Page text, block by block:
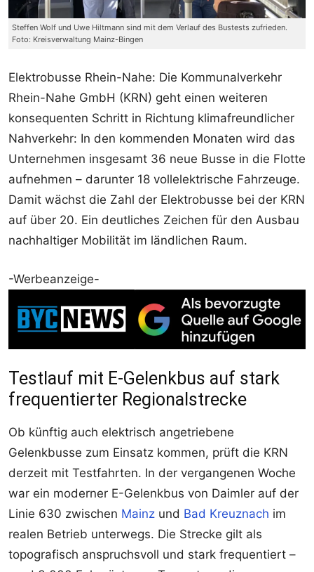
Steffen Wolf und Uwe Hiltmann sind mit dem Verlauf des Bustests zufrieden.
Foto: Kreisverwaltung Mainz-Bingen
Elektrobusse Rhein-Nahe: Die Kommunalverkehr
Rhein-Nahe GmbH (KRN) geht einen weiteren
konsequenten Schritt in Richtung klimafreundlicher
Nahverkehr: In den kommenden Monaten wird das
Unternehmen insgesamt 36 neue Busse in die Flotte
aufnehmen – darunter 18 vollelektrische Fahrzeuge.
Damit wächst die Zahl der Elektrobusse bei der KRN
auf über 20. Ein deutliches Zeichen für den Ausbau
nachhaltiger Mobilität im ländlichen Raum.
-Werbeanzeige-
Testlauf mit E-Gelenkbus auf stark
frequentierter Regionalstrecke
Ob künftig auch elektrisch angetriebene
Gelenkbusse zum Einsatz kommen, prüft die KRN
derzeit mit Testfahrten. In der vergangenen Woche
war ein moderner E-Gelenkbus von Daimler auf der
Linie 630 zwischen Mainz und Bad Kreuznach im
realen Betrieb unterwegs. Die Strecke gilt als
topografisch anspruchsvoll und stark frequentiert –